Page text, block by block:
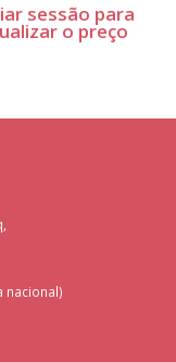
sessão para
o preço
nacional)